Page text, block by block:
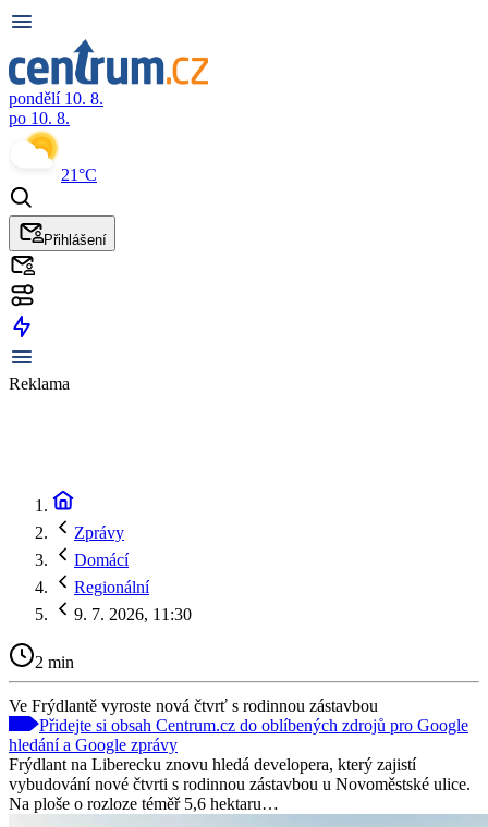
pondělí 10. 8.
po 10. 8.
21°C
Přihlášení
Reklama
Zprávy
Domácí
Regionální
9. 7. 2026, 11:30
2 min
Ve Frýdlantě vyroste nová čtvrť s rodinnou zástavbou
Přidejte si obsah Centrum.cz do oblíbených zdrojů pro Google
hledání a Google zprávy
Frýdlant na Liberecku znovu hledá developera, který zajistí
vybudování nové čtvrti s rodinnou zástavbou u Novoměstské ulice.
Na ploše o rozloze téměř 5,6 hektaru…